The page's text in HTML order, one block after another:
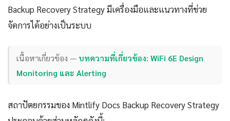
Backup Recovery Strategy มีเครื่องมือและแนวทางที่ช่วย
จัดการได้อย่างเป็นระบบ
เนื้อหาเกี่ยวข้อง — บทความที่เกี่ยวข้อง: WiFi 6E Design
Monitoring และ Alerting
สถาปัตยกรรมของ Mintlify Docs Backup Recovery Strategy